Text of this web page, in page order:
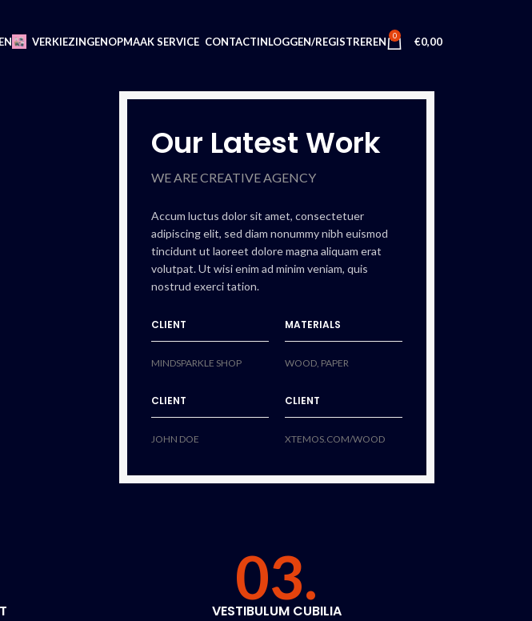
VERKIEZINGENOPMAAK SERVICE CONTACTINLOGGEN/REGISTREREN 0 €0,00
Our Latest Work
WE ARE CREATIVE AGENCY
Accum luctus dolor sit amet, consectetuer
adipiscing elit, sed diam nonummy nibh euismod
tincidunt ut laoreet dolore magna aliquam erat
volutpat. Ut wisi enim ad minim veniam, quis
nostrud exerci tation.
CLIENT MATERIALS
MINDSPARKLE SHOP WOOD, PAPER
CLIENT CLIENT
JOHN DOE XTEMOS.COM/WOOD
03.
VESTIBULUM CUBILIA